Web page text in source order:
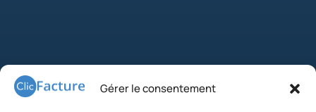
Gérer le consentement